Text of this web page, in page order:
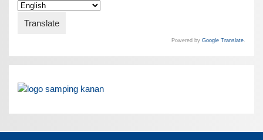
Powered by Google Translate.